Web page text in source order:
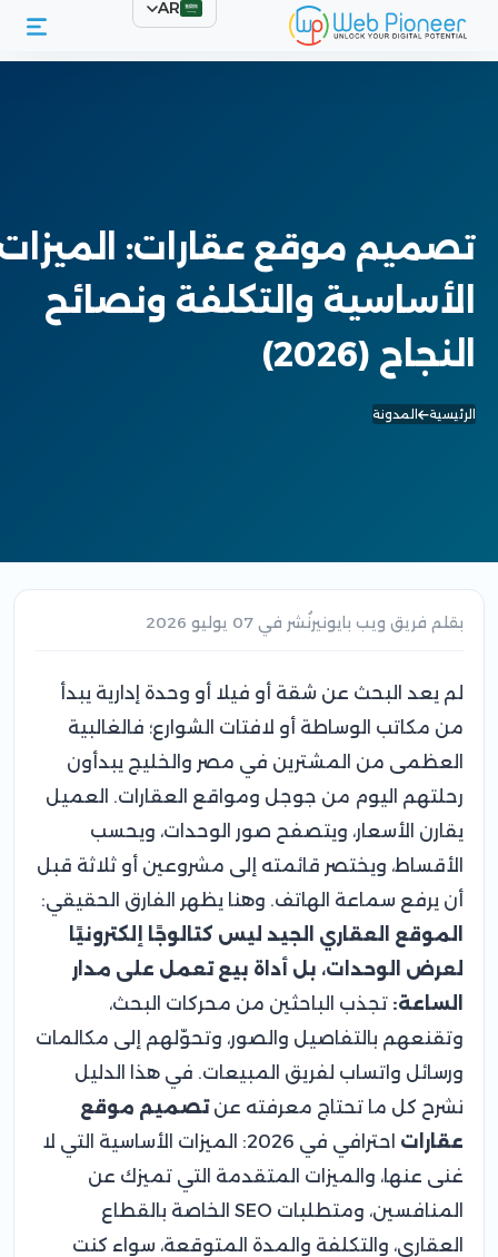
AR
تصميم موقع عقارات:
الأساسية والتكلفة ونصائح
النجاح (2026)
الرئيسية المدونة
بقلم فريق ويب بايونيرنُشر في 07 يوليو 2026
لم يعد البحث عن شقة أو فيلا أو وحدة إدارية يبدأ
من مكاتب الوساطة أو لافتات الشوارع؛ فالغالبية
العظمى من المشترين في مصر والخليج يبدأون
رحلتهم اليوم من جوجل ومواقع العقارات. العميل
يقارن الأسعار، ويتصفح صور الوحدات، ويحسب
الأقساط، ويختصر قائمته إلى مشروعين أو ثلاثة قبل
أن يرفع سماعة الهاتف. وهنا يظهر الفارق الحقيقي:
الموقع العقاري الجيد ليس كتالوجًا إلكترونيًا
لعرض الوحدات، بل أداة بيع تعمل على مدار
الساعة: تجذب الباحثين من محركات البحث،
وتقنعهم بالتفاصيل والصور، وتحوّلهم إلى مكالمات
ورسائل واتساب لفريق المبيعات. في هذا الدليل
نشرح كل ما تحتاج معرفته عنتصميم موقع
عقارات
احترافي في 2026: الميزات الأساسية التي لا
غنى عنها، والميزات المتقدمة التي تميزك عن
المنافسين، ومتطلبات SEO الخاصة بالقطاع
العقاري، والتكلفة والمدة المتوقعة، سواء كنت